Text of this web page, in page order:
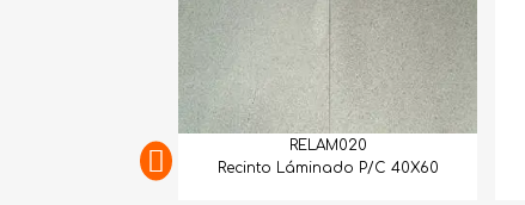
RELAM020
Recinto Láminado P/C 40X60